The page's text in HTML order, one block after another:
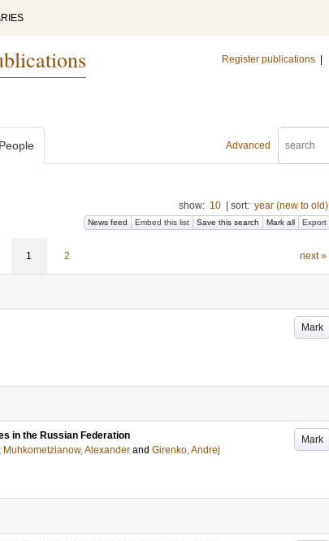
Register publications
Advanced
People
show: 10 sort: year (new to old)
News feed Embed this list Save this search Mark all Export
1 2 next »
Mark
Mark
in the Russian Federation
; Muhkometzianow, Alexander and Girenko, Andrej